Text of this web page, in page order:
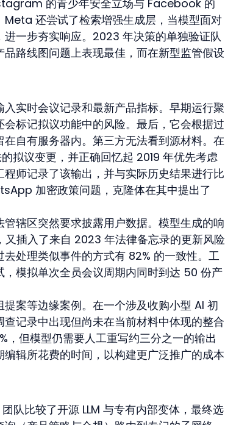
的青少年安全立场与 Facebook 的
还尝试了检索增强生成层，当模型面对
一步夯实响应。2023 年决策的单独验证队
路线图问题上表现最佳，而在新型监管假设
实时会议记录和最新产品指标。早期运行聚
标记拟议功能中的风险。最后，它会根据过
自有服务器内。第三方无法看到源材料。在
拟议变更，并正确回忆起 2019 年优先考虑
师记录了该输出，并与实际历史结果进行比
加密政策问题，克隆体在其中提出了
辖区突然要求披露用户数据。模型生成的响
插入了来自 2023 年法律备忘录的更新风险
处理类似事件的方式有 82% 的一致性。工
模拟单次全员会议周期内同时到达 50 份产
案等边缘案例。在一个涉及收购小型 AI 初
记录中出现但尚未在当前材料中体现的整合
，但模型仍需要人工重写约三分之一的输出
辑所花费的时间，以构建更广泛推广的成本
队比较了开源 LLM 与专有内部变体，最终选